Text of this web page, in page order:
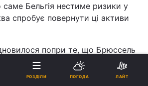
Бельгія нестиме ризики у
спробує повернути ці активи
попри те, що Брюссель
жодного євро з кредитної
євро, яку лідери ЄС
РОЗДІЛИ ПОГОДА ЛАЙТ